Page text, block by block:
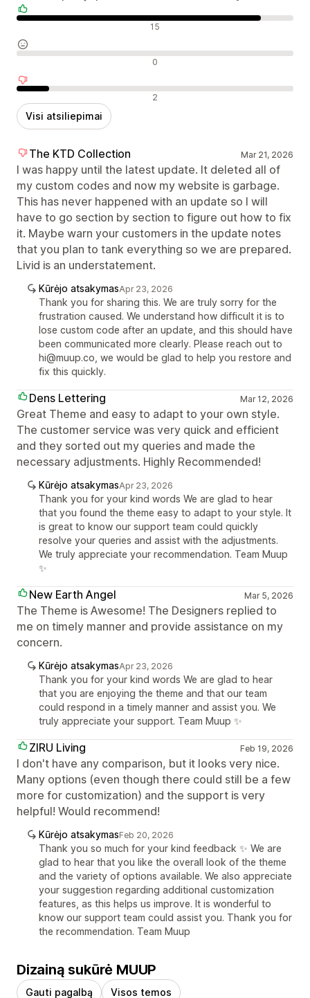
Teigiami atsiliepimai 15
Neutralūs atsiliepimai 0
Neigiami atsiliepimai 2
Visi atsiliepimai
The KTD Collection Mar 21, 2026
I was happy until the latest update. It deleted all of
my custom codes and now my website is garbage.
This has never happened with an update so I will
have to go section by section to figure out how to fix
it. Maybe warn your customers in the update notes
that you plan to tank everything so we are prepared.
Livid is an understatement.
Kūrėjo atsakymasApr 23, 2026
Thank you for sharing this. We are truly sorry for the
frustration caused. We understand how difficult it is to
lose custom code after an update, and this should have
been communicated more clearly. Please reach out to
hi@muup.co, we would be glad to help you restore and
fix this quickly.
Dens Lettering Mar 12, 2026
Great Theme and easy to adapt to your own style.
The customer service was very quick and efficient
and they sorted out my queries and made the
necessary adjustments. Highly Recommended!
Kūrėjo atsakymasApr 23, 2026
Thank you for your kind words We are glad to hear
that you found the theme easy to adapt to your style. It
is great to know our support team could quickly
resolve your queries and assist with the adjustments.
We truly appreciate your recommendation. Team Muup
✨
New Earth Angel Mar 5, 2026
The Theme is Awesome! The Designers replied to
me on timely manner and provide assistance on my
concern.
Kūrėjo atsakymasApr 23, 2026
Thank you for your kind words We are glad to hear
that you are enjoying the theme and that our team
could respond in a timely manner and assist you. We
truly appreciate your support. Team Muup ✨
ZIRU Living Feb 19, 2026
I don't have any comparison, but it looks very nice.
Many options (even though there could still be a few
more for customization) and the support is very
helpful! Would recommend!
Kūrėjo atsakymasFeb 20, 2026
Thank you so much for your kind feedback ✨ We are
glad to hear that you like the overall look of the theme
and the variety of options available. We also appreciate
your suggestion regarding additional customization
features, as this helps us improve. It is wonderful to
know our support team could assist you. Thank you for
the recommendation. Team Muup
Dizainą sukūrė MUUP
Gauti pagalbą Visos temos